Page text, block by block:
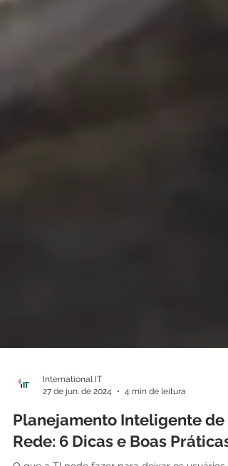
27 de jun. de 2024
4 min de leitura
Planejamento Inteligente de